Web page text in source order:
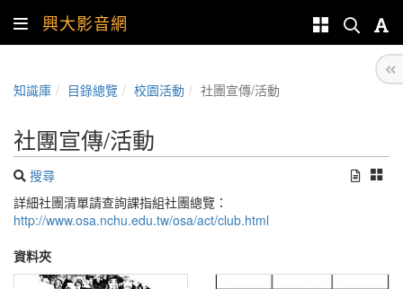
興大影音網
知識庫 目錄總覽 校園活動 社團宣傳/活動
社團宣傳/活動
搜尋
詳細社團清單請查詢課指組社團總覽：
http://www.osa.nchu.edu.tw/osa/act/club.html
資料夾